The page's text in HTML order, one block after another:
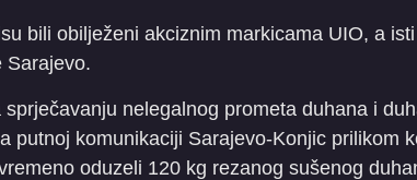
bili obilježeni akciznim markicama UIO, a
Sarajevo.
nelegalnog prometa duhana i
putnoj komunikaciji Sarajevo-Konjic prilikom
oduzeli 120 kg rezanog sušenog